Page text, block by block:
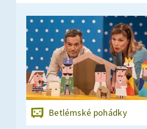
Betlémské pohádky